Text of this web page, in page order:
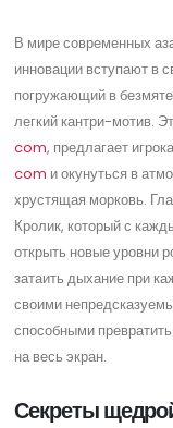
В мире современных
инновации вступают в
погружающий в
легкий кантри-мотив.
com, предлагает
com и окунуться в
хрустящая морковь.
Кролик, который с
открыть новые уровни
затаить дыхание при
своими
способными
на весь экран.
Секреты